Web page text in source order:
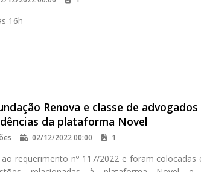
16h
Renova e classe de advogados
da plataforma Novel
02/12/2022 00:00 1
requerimento nº 117/2022 e foram colocadas